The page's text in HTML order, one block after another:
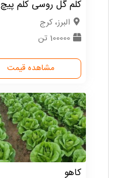
کلم گل روسی کلم پیچ
البرز، کرج
100000 تن
مشاهده قیمت
کاهو